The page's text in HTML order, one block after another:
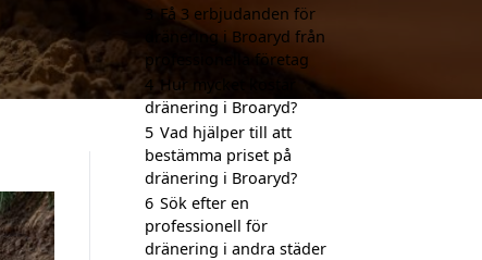
3 Få 3 erbjudanden för
dränering i Broaryd från
professionella företag
4 Hur mycket kostar
dränering i Broaryd?
5 Vad hjälper till att
bestämma priset på
dränering i Broaryd?
6 Sök efter en
professionell för
dränering i andra städer